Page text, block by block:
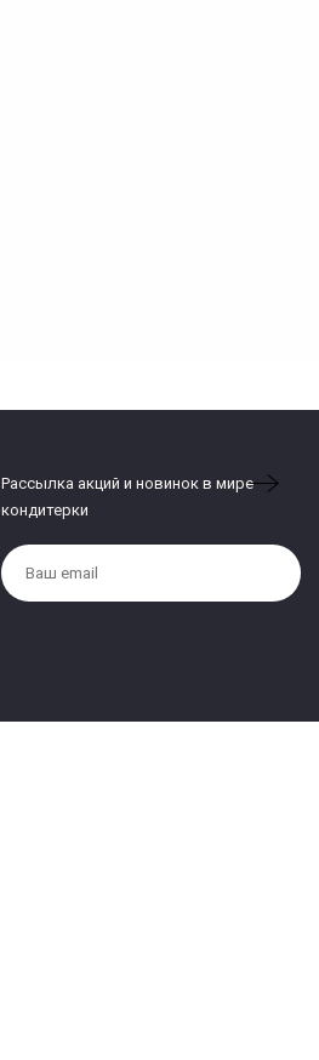
Рассылка акций и новинок в мире
кондитерки